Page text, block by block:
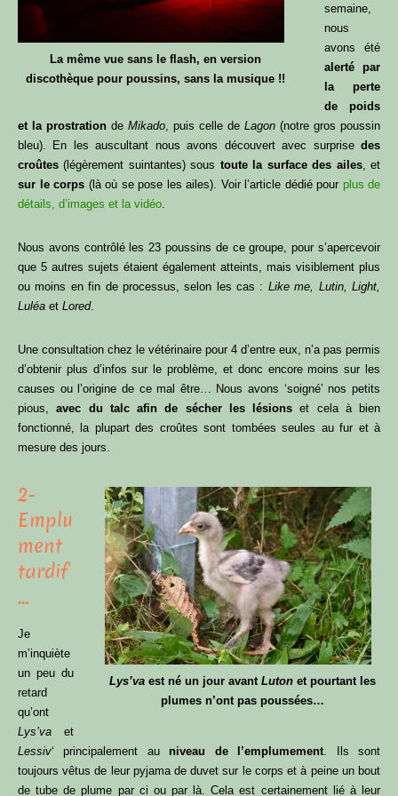
La même vue sans le flash, en version
discothèque pour poussins, sans la musique !!
semaine,
nous
avons été
alerté par
la perte
de poids
et la prostration de Mikado, puis celle de Lagon (notre gros poussin
bleu). En les auscultant nous avons découvert avec surprise des
croûtes (légèrement suintantes) sous toute la surface des ailes, et
sur le corps (là où se pose les ailes). Voir l’article dédié pour plus de
détails, d’images et la vidéo.
Nous avons contrôlé les 23 poussins de ce groupe, pour s’apercevoir
que 5 autres sujets étaient également atteints, mais visiblement plus
ou moins en fin de processus, selon les cas : Like me, Lutin, Light,
Luléa et Lored.
Une consultation chez le vétérinaire pour 4 d’entre eux, n’a pas permis
d’obtenir plus d’infos sur le problème, et donc encore moins sur les
causes ou l’origine de ce mal être… Nous avons ‘soigné’ nos petits
pious,avec du talc afin de sécher les lésions et cela à bien
fonctionné, la plupart des croûtes sont tombées seules au fur et à
mesure des jours.
Lys’va est né un jour avant Luton et pourtant les
plumes n’ont pas poussées…
2-
Emplu
ment
tardif
…
Je
m’inquiète
un peu du
retard
qu’ont
Lys’va et
Lessiv‘ principalement auniveau de l’emplumement. Ils sont
toujours vêtus de leur pyjama de duvet sur le corps et à peine un bout
de tube de plume par ci ou par là. Cela est certainement lié à leur